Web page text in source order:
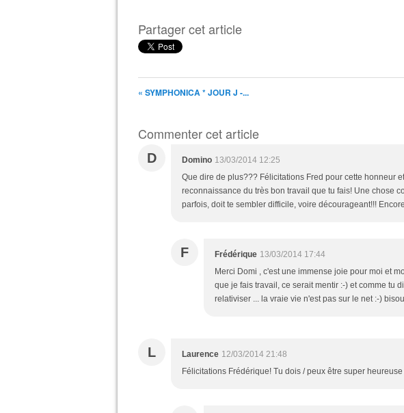
Partager cet article
« SYMPHONICA * JOUR J -...
Commenter cet article
D Domino 13/03/2014 12:25
Que dire de plus??? Félicitations Fred pour cette honneur
reconnaissance du très bon travail que tu fais! Une chose
parfois, doit te sembler difficile, voire décourageant!!!
F Frédérique 13/03/2014 17:44
Merci Domi , c'est une immense joie pour moi et
que je fais travail, ce serait mentir :-) et comme tu
relativiser ... la vraie vie n'est pas sur le net :-)
L Laurence 12/03/2014 21:48
Félicitations Frédérique! Tu dois / peux être super